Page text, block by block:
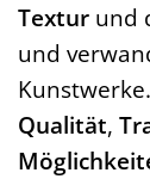
Textur und
und
Qualität,